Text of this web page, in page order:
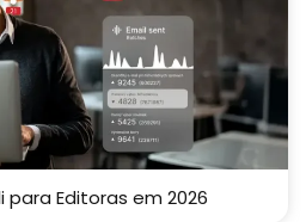
para Editoras em 2026